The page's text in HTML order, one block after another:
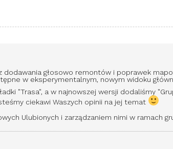
dodawania głosowo remontów i poprawek
w eksperymentalnym, nowym widoku
"Trasa", a w najnowszej wersji dodaliśmy
ciekawi Waszych opinii na jej temat
Ulubionych i zarządzaniem nimi w ramach